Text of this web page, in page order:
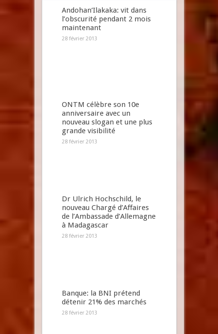
Andohan’Ilakaka: vit dans
l’obscurité pendant 2 mois
maintenant
28 février 2013
ONTM célèbre son 10e
anniversaire avec un
nouveau slogan et une plus
grande visibilité
28 février 2013
Dr Ulrich Hochschild, le
nouveau Chargé d’Affaires
de l’Ambassade d’Allemagne
à Madagascar
28 février 2013
Banque: la BNI prétend
détenir 21% des marchés
28 février 2013